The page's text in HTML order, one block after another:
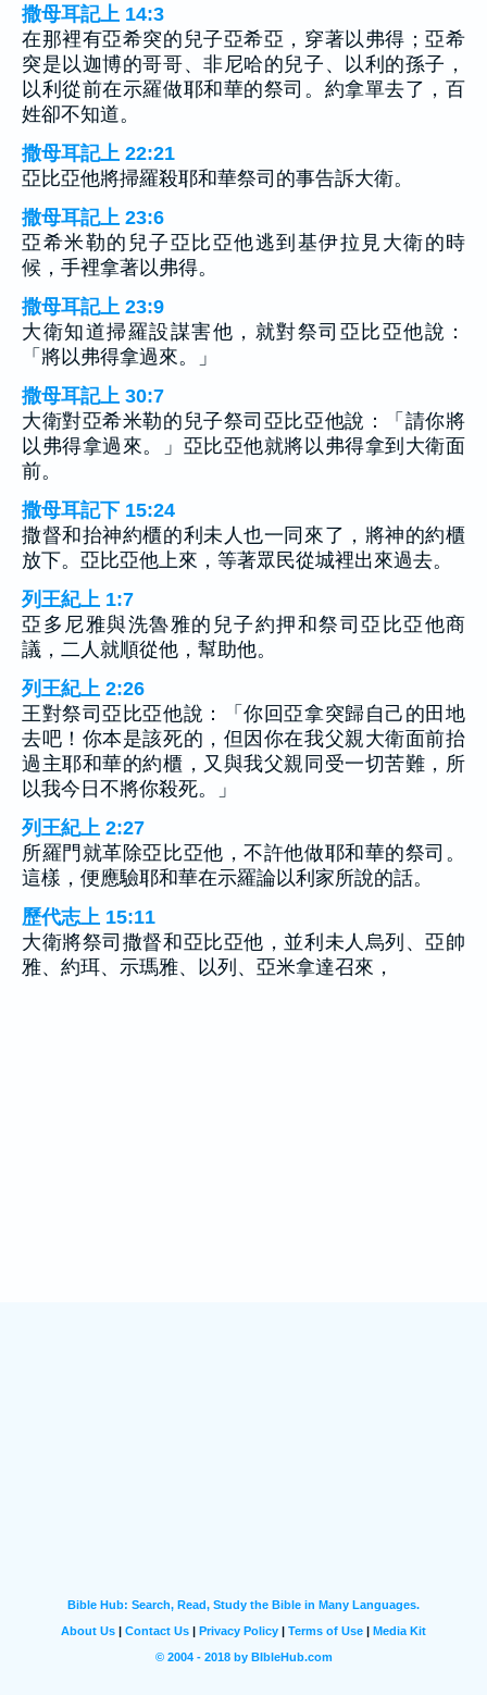
撒母耳記上 14:3
在那裡有亞希突的兒子亞希亞，穿著以弗得；亞希
突是以迦博的哥哥、非尼哈的兒子、以利的孫子，
以利從前在示羅做耶和華的祭司。約拿單去了，百
姓卻不知道。
撒母耳記上 22:21
亞比亞他將掃羅殺耶和華祭司的事告訴大衛。
撒母耳記上 23:6
亞希米勒的兒子亞比亞他逃到基伊拉見大衛的時
候，手裡拿著以弗得。
撒母耳記上 23:9
大衛知道掃羅設謀害他，就對祭司亞比亞他說：
「將以弗得拿過來。」
撒母耳記上 30:7
大衛對亞希米勒的兒子祭司亞比亞他說：「請你將
以弗得拿過來。」亞比亞他就將以弗得拿到大衛面
前。
撒母耳記下 15:24
撒督和抬神約櫃的利未人也一同來了，將神的約櫃
放下。亞比亞他上來，等著眾民從城裡出來過去。
列王紀上 1:7
亞多尼雅與洗魯雅的兒子約押和祭司亞比亞他商
議，二人就順從他，幫助他。
列王紀上 2:26
王對祭司亞比亞他說：「你回亞拿突歸自己的田地
去吧！你本是該死的，但因你在我父親大衛面前抬
過主耶和華的約櫃，又與我父親同受一切苦難，所
以我今日不將你殺死。」
列王紀上 2:27
所羅門就革除亞比亞他，不許他做耶和華的祭司。
這樣，便應驗耶和華在示羅論以利家所說的話。
歷代志上 15:11
大衛將祭司撒督和亞比亞他，並利未人烏列、亞帥
雅、約珥、示瑪雅、以列、亞米拿達召來，